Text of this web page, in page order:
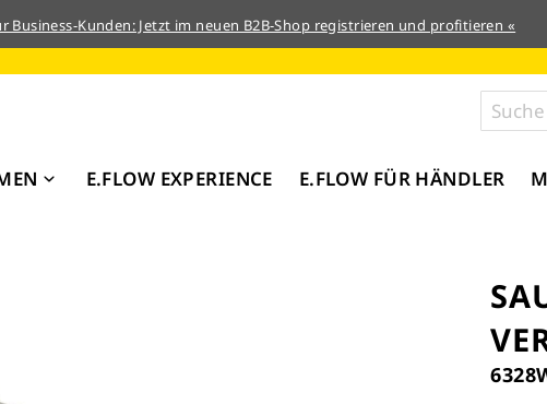
Business-Kunden: Jetzt im neuen B2B-Shop registrieren und profitieren «
E.FLOW EXPERIENCE E.FLOW FÜR HÄNDLER